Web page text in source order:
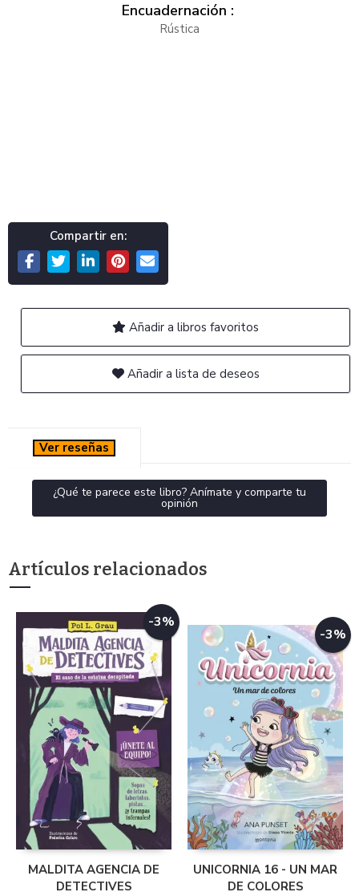
Encuadernación :
Rústica
Compartir en:
Añadir a libros favoritos
Añadir a lista de deseos
Ver reseñas
¿Qué te parece este libro? Anímate y comparte tu
opinión
Artículos relacionados
-3%
MALDITA AGENCIA DE
DETECTIVES
-3%
UNICORNIA 16 - UN MAR
DE COLORES